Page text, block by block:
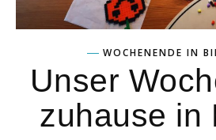
WOCHENENDE IN
Unser
zuhause in